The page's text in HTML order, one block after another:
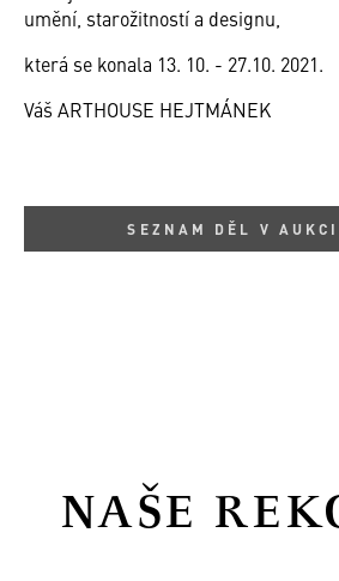
umění, starožitností a designu,
která se konala 13. 10. - 27.10. 2021.
Váš ARTHOUSE HEJTMÁNEK
SEZNAM DĚL V AUKCI
NAŠE